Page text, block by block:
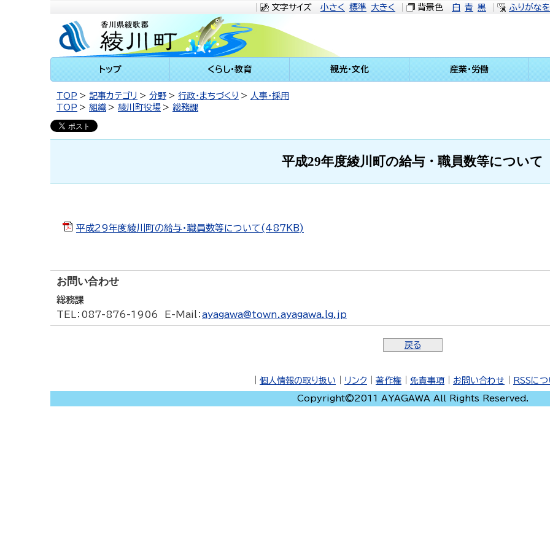
文字サイズ 小さく 標準 大きく 背景色 白 青 黒 ふりがな
川町
トップ くらし・教育 観光・文化 産業・労働
TOP 記事カテゴリ 分野 行政・まちづくり
人事・採用
TOP
組織 綾川町役場 総務課
平成29年度綾川町の給与・職員数等について
平成29年度綾川町の給与・職員数等について(487KB)
お問い合わせ
総務課
TEL ：087-876-1906 E-Mail ： ayagawa@town.ayagawa.lg.jp
戻る
個人情報の取り扱い リンク 著作権 免責事項 お問い合わせ RSSにつ
Copyright©2011 AYAGAWA All Rights Reserved.